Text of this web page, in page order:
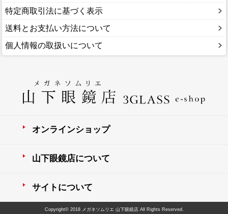
特定商取引法に基づく表示
送料とお支払い方法について
個人情報の取扱いについて
オンラインショップ
山下眼鏡店について
サイトについて
Copyright© 2018 メガネソムリエ 山下眼鏡店 All Rights Reserved.